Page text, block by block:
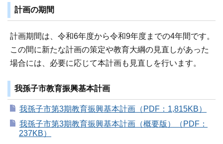
計画の期間
計画期間は、令和6年度から令和9年度までの4年間です。
この間に新たな計画の策定や教育大綱の見直しがあった
場合には、必要に応じて本計画も見直しを行います。
我孫子市教育振興基本計画
我孫子市第3期教育振興基本計画（PDF：1,815KB）
我孫子市第3期教育振興基本計画（概要版）（PDF：
237KB）